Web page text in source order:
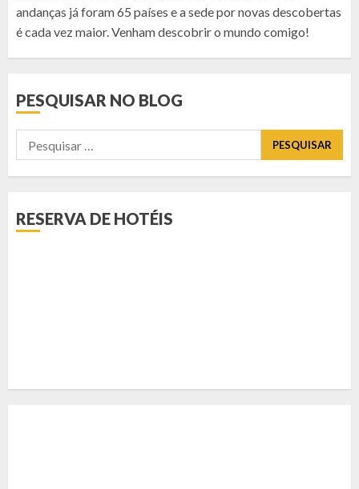
andanças já foram 65 países e a sede por novas descobertas
é cada vez maior. Venham descobrir o mundo comigo!
PESQUISAR NO BLOG
Pesquisar
por:
RESERVA DE HOTÉIS